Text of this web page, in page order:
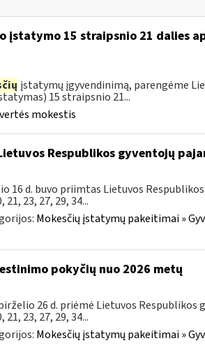
įstatymo 15 straipsnio 21 dalies
įstatymų įgyvendinimą, parengėme
15 straipsnio 21...
mokestis
Respublikos gyventojų
16 d. buvo priimtas Lietuvos
21, 23, 27, 29, 34...
Mokesčių įstatymų pakeitimai »
pokyčių nuo 2026 metų
26 d. priėmė Lietuvos
21, 23, 27, 29, 34...
Mokesčių įstatymų pakeitimai »